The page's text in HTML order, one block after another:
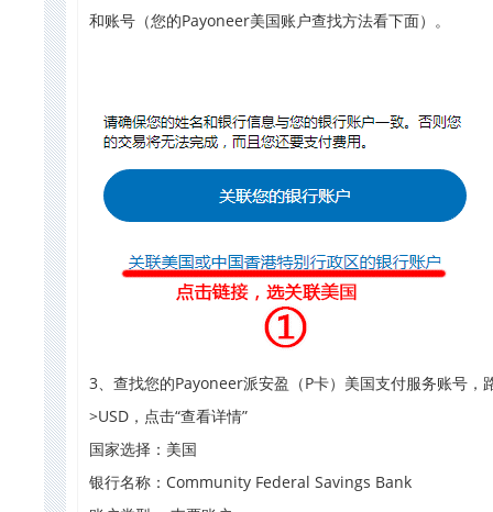
和账号（您的Payoneer美国账户查找方法看下面）。
3、查找您的Payoneer派安盈（P卡）美国支付服务账号，
>USD，点击“查看详情”
国家选择：美国
银行名称：Community Federal Savings Bank